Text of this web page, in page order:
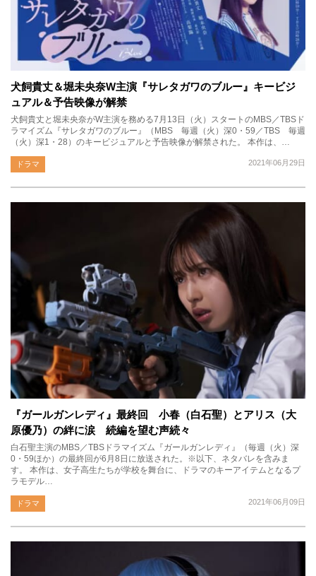
犬飼貴丈＆堀未央奈W主演『サレタガワのブルー』キービジ
ュアル＆予告映像が解禁
犬飼貴丈と堀未央奈がW主演を務める7月13日（火）スタートのMBS／TBSド
ラマイズム『サレタガワのブルー』（MBS 毎週（火）深0・59／TBS 毎週
（火）深1・28）のキービジュアルと予告映像が解禁された。 本作は、…
2021年06月29日
ドラマ
『ガールガンレディ』最終回 小春（白石聖）とアリス（大
原優乃）の絆に涙 続編を望む声続々
白石聖主演のMBS／TBSドラマイズム『ガールガンレディ』（毎週（火）深
0・59ほか）の最終回が6月8日に放送された。※以下、ネタバレを含みま
す。 本作は、女子高生たちが学校を舞台に、ドラマのキーアイテムとなるプ
ラモデル…
2021年06月09日
ドラマ